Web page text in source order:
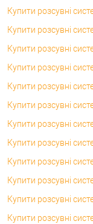
Купити розсувні
Купити розсувні
Купити розсувні
Купити розсувні
Купити розсувні
Купити розсувні
Купити розсувні
Купити розсувні
Купити розсувні
Купити розсувні
Купити розсувні
Купити розсувні